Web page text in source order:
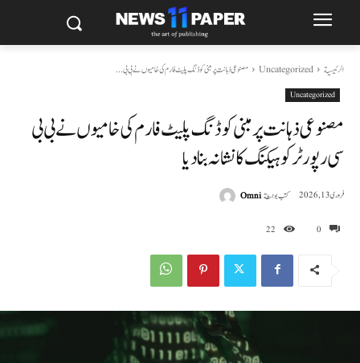
الرئيسية Uncategorized مصنوعی ذہانت پر مبنی کوڈنگ پلیٹ فارم کی خامیوں نے بی بی...
Uncategorized
مصنوعی ذہانت پر مبنی کوڈنگ پلیٹ فارم کی خامیوں نے بی بی
سی رپورٹر کو ہیکنگ کا نشانہ بنا دیا
0
22
فروری 13, 2026 كتب بواسطةOmni